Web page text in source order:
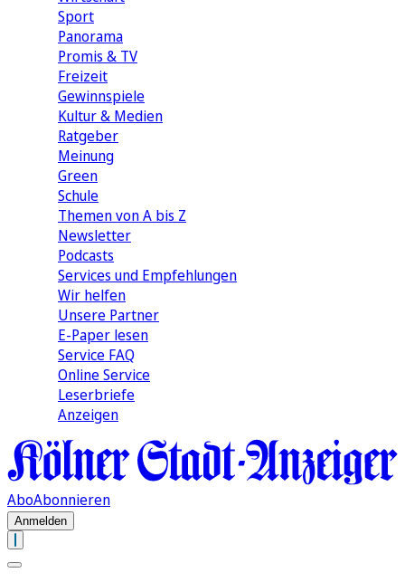
Sport
Panorama
Promis & TV
Freizeit
Gewinnspiele
Kultur & Medien
Ratgeber
Meinung
Green
Schule
Themen von A bis Z
Newsletter
Podcasts
Services und Empfehlungen
Wir helfen
Unsere Partner
E-Paper lesen
Service FAQ
Online Service
Leserbriefe
Anzeigen
AboAbonnieren
Anmelden